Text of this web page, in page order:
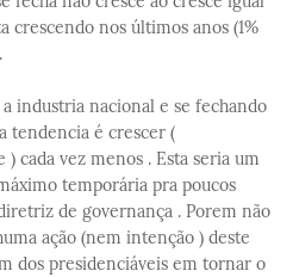
crescendo nos últimos anos (1%
industria nacional e se fechando
tendencia é crescer (
) cada vez menos . Esta seria um
temporária pra poucos
de governança . Porem não
ação (nem intenção ) deste
dos presidenciáveis em tornar o